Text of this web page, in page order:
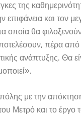
της
και τον
θα
πέρα
ανάπτυξης. Θα
με την
Μετρό και το έργο